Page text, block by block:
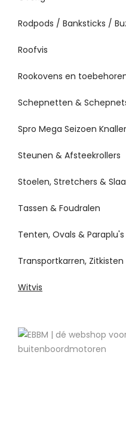
Rodpods / Banksticks /
Roofvis
Rookovens en
Schepnetten &
Spro Mega Seizoen
Steunen & Afsteekrollers
Stoelen, Stretchers &
Tassen & Foudralen
Tenten, Ovals & Paraplu's
Transportkarren,
Witvis